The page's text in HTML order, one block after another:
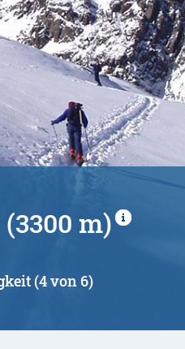
von
Kondition (Tourdauer):
m)
(4 von 6)